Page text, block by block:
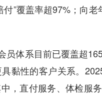
付”覆盖率超97%；向
体系目前已覆盖超
黏性的客户关系。
，直付服务、体检服